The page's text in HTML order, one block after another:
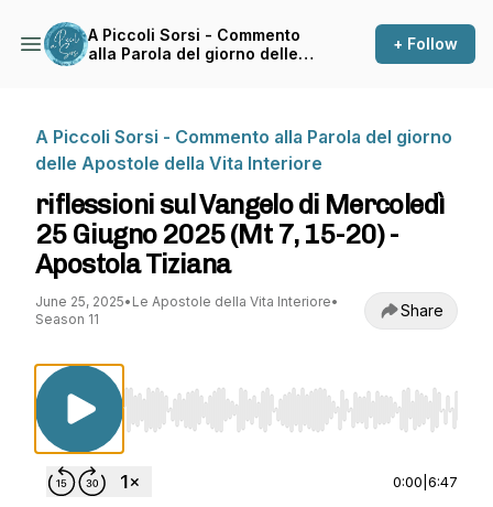
A Piccoli Sorsi - Commento
alla Parola del giorno delle
+ Follow
A Piccoli Sorsi - Commento alla Parola del giorno
delle Apostole della Vita Interiore
riflessioni sul Vangelo di Mercoledì
25 Giugno 2025 (Mt 7, 15-20) -
Apostola Tiziana
June 25, 2025• Le Apostole della Vita Interiore•
Season 11
Share
Use Left/Right to seek, Home/End to jump
0:00 6:47